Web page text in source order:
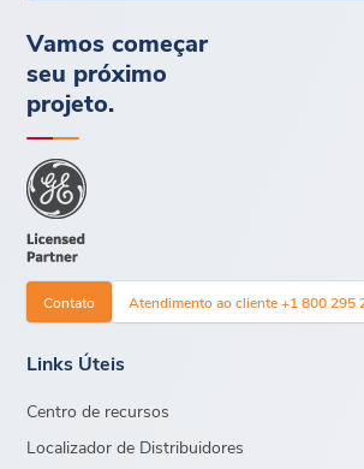
Vamos começar
seu próximo
projeto.
Contato Atendimento ao cliente +1 800 295
Links Úteis
Centro de recursos
Localizador de Distribuidores